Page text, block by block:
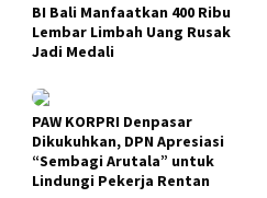
BI Bali Manfaatkan 400 Ribu
Lembar Limbah Uang Rusak
Jadi Medali
PAW KORPRI Denpasar
Dikukuhkan, DPN Apresiasi
“Sembagi Arutala” untuk
Lindungi Pekerja Rentan